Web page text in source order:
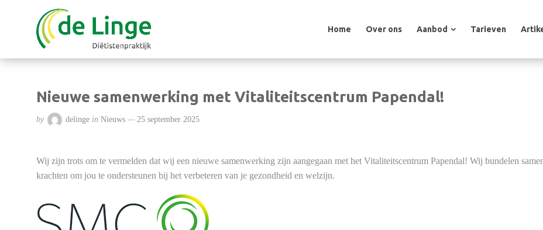
Home Over ons Aanbod Tarieven
Nieuwe samenwerking met Vitaliteitscentrum Papendal!
by delinge in Nieuws 25 september 2025
Wij zijn trots om te vermelden dat wij een nieuwe samenwerking zijn aangegaan met het Vitaliteitscentrum Papendal! Wij bundelen
krachten om jou te ondersteunen bij het verbeteren van je gezondheid en welzijn.